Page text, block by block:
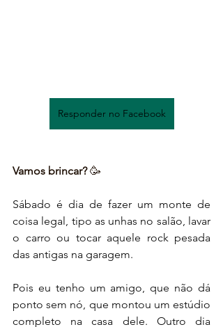
Responder no Facebook
Vamos brincar? 🥳
Sábado é dia de fazer um monte de
coisa legal, tipo as unhas no salão, lavar
o carro ou tocar aquele rock pesada
das antigas na garagem.
Pois eu tenho um amigo, que não dá
ponto sem nó, que montou um estúdio
completo na casa dele. Outro dia